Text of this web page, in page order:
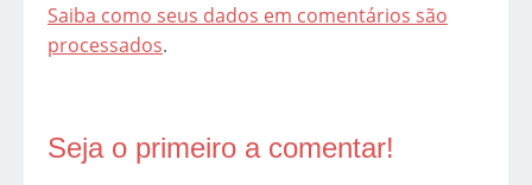
Saiba como seus dados em comentários são
processados.
Seja o primeiro a comentar!